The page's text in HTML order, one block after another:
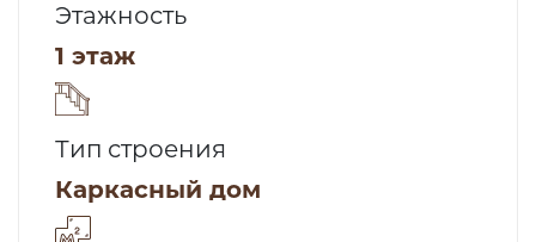
Этажность
1 этаж
Тип строения
Каркасный дом